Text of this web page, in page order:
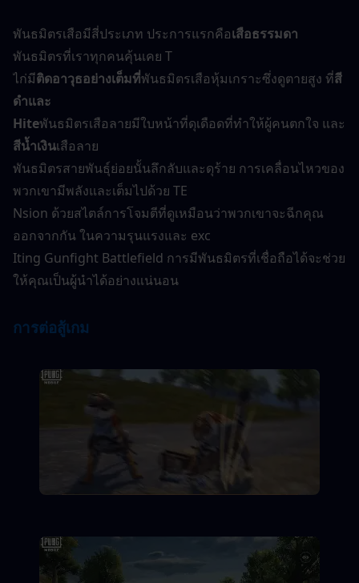
พันธมิตรเสือมีสี่ประเภท ประการแรกคือเสือธรรมดา
พันธมิตรที่เราทุกคนคุ้นเคย T
ไก่มีติดอาวุธอย่างเต็มที่พันธมิตรเสือหุ้มเกราะซึ่งดูตายสูง ที่สี
ดำและ
Hiteพันธมิตรเสือลายมีใบหน้าที่ดุเดือดที่ทำให้ผู้คนตกใจ และ
สีน้ำเงินเสือลาย
พันธมิตรสายพันธุ์ย่อยนั้นลึกลับและดุร้าย การเคลื่อนไหวของ
พวกเขามีพลังและเต็มไปด้วย TE
Nsion ด้วยสไตล์การโจมตีที่ดูเหมือนว่าพวกเขาจะฉีกคุณ
ออกจากกัน ในความรุนแรงและ exc
Iting Gunfight Battlefield การมีพันธมิตรที่เชื่อถือได้จะช่วย
ให้คุณเป็นผู้นำได้อย่างแน่นอน
การต่อสู้เกม